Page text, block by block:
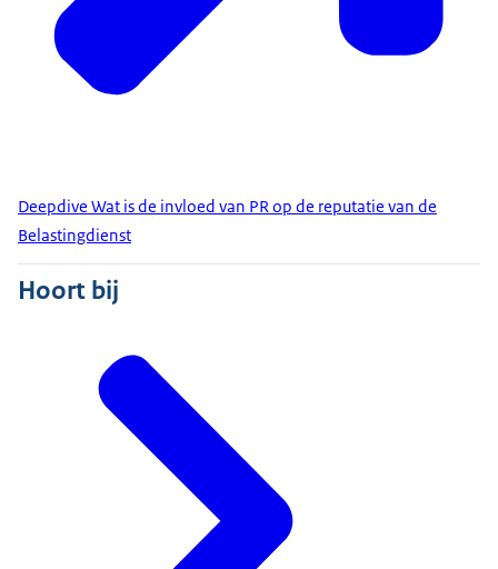
Deepdive Wat is de invloed van PR op de reputatie van de
Belastingdienst
Hoort bij